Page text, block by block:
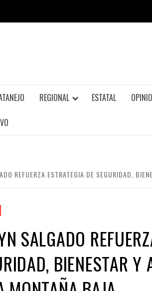
REGIONAL ESTATAL
REFUERZA ESTRATEGIA DE SEGURIDAD,
SALGADO
BIENESTAR Y